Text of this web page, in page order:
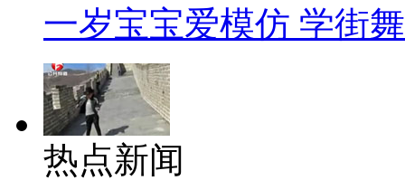
一岁宝宝爱模仿 学街
热点新闻